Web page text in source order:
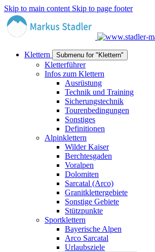
Skip to main content Skip to page footer
Klettern Submenu for "Klettern"
Kletterführer
Infos zum Klettern
Ausrüstung
Technik und Training
Sicherungstechnik
Tourenbedingungen
Sonstiges
Definitionen
Alpinklettern
Wilder Kaiser
Berchtesgaden
Voralpen
Dolomiten
Sarcatal (Arco)
Granitklettergebiete
Sonstige Gebiete
Stützpunkte
Sportklettern
Bayerische Alpen
Arco Sarcatal
Urlaubsziele